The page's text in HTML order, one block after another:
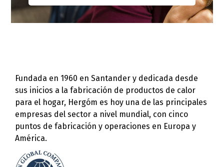
Fundada en 1960 en Santander y dedicada desde
sus inicios a la fabricación de productos de calor
para el hogar, Hergóm es hoy una de las principales
empresas del sector a nivel mundial, con cinco
puntos de fabricación y operaciones en Europa y
América.